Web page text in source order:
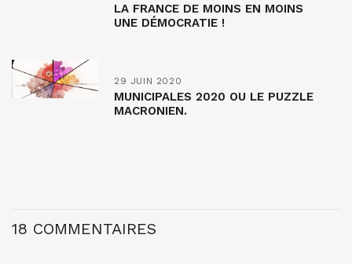
LA FRANCE DE MOINS EN MOINS
UNE DÉMOCRATIE !
29 JUIN 2020
MUNICIPALES 2020 OU LE PUZZLE
MACRONIEN.
18 COMMENTAIRES